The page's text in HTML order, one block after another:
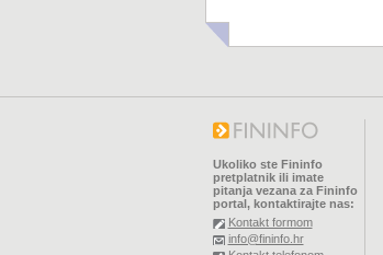
Ukoliko ste Fininfo
pretplatnik ili imate
pitanja vezana za Fininfo
portal, kontaktirajte nas:
Kontakt formom
info@fininfo.hr